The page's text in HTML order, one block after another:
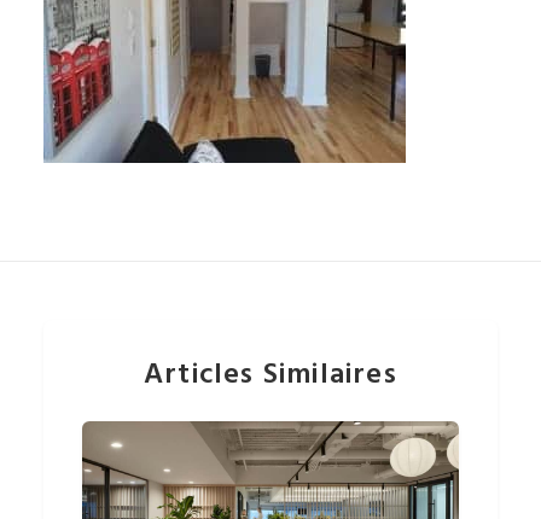
Articles Similaires